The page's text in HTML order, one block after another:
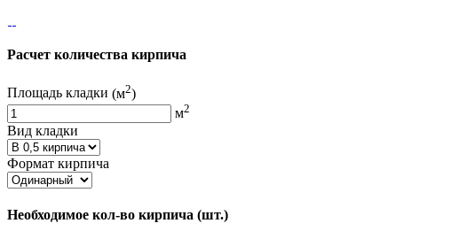
Расчет количества кирпича
Площадь кладки (м2)
м2
Вид кладки
Формат кирпича
Необходимое кол-во кирпича (шт.)